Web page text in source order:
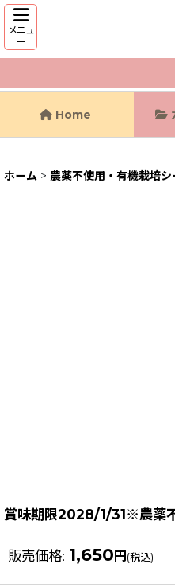
メニュ
ー
Home
ホーム > 農薬不使用・有機栽培シ
賞味期限2028/1/31※農薬
販売価格: 1,650 円 (税込)